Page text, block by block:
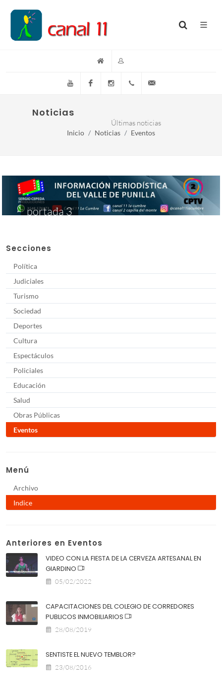
YouTube FacebookInstagram(+54)(9)3548-576073
Noticias
Últimas noticias
Inicio Noticias Eventos
portada 3
Secciones
Política
Judiciales
Turismo
Sociedad
Deportes
Cultura
Espectáculos
Policiales
Educación
Salud
Obras Públicas
Eventos
Menú
Archivo
Indice
Anteriores en Eventos
VIDEO CON LA FIESTA DE LA CERVEZA ARTESANAL EN
GIARDINO
05/02/2022
CAPACITACIONES DEL COLEGIO DE CORREDORES
PUBLICOS INMOBILIARIOS
28/08/2019
SENTISTE EL NUEVO TEMBLOR?
23/08/2016